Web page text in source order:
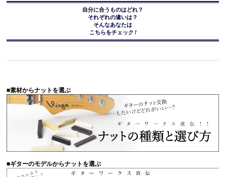
自分に合うものはどれ？
それぞれの違いは？
そんなあなたは
こちらをチェック !
■素材からナットを選ぶ
■ギターのモデルからナットを選ぶ